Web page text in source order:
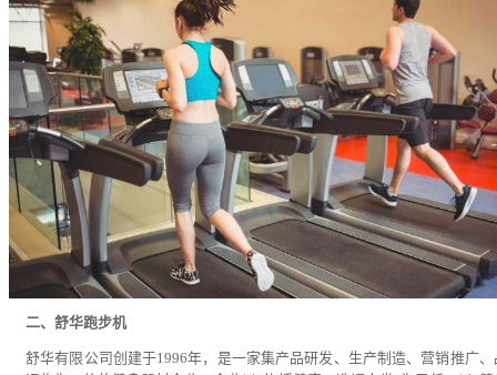
二、舒华跑步机
舒华有限公司创建于1996年，是一家集产品研发、生产制造、营销推广、